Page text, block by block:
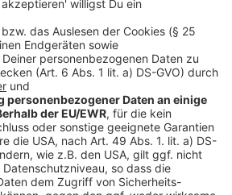
sagte Wagner.
Linie hatten Arbeiter in
den Stoßzahn eines
Im gleichen Jahr war auch in
aus einer Baugrube